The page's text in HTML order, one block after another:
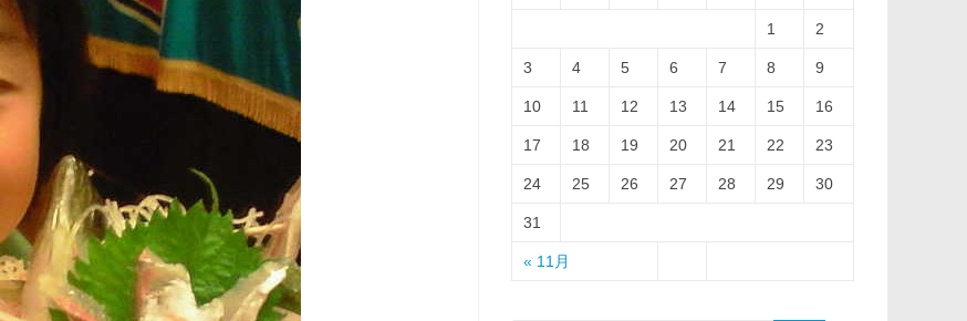
« 11月
1 2
3 4 5 6 7 8 9
10 11 12 13 14 15 16
17 18 19 20 21 22 23
24 25 26 27 28 29 30
31